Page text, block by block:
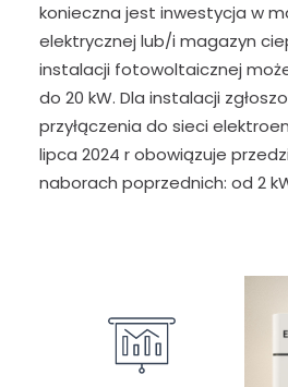
konieczna jest inwestycja w
elektrycznej lub/i magazyn
instalacji fotowoltaicznej
do 20 kW. Dla instalacji
przyłączenia do sieci
lipca 2024 r obowiązuje
naborach poprzednich: od 2